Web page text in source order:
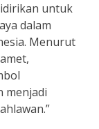
untuk
dalam
Menurut
menjadi